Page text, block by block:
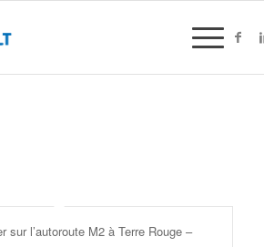
sur l’autoroute M2 à Terre Rouge –